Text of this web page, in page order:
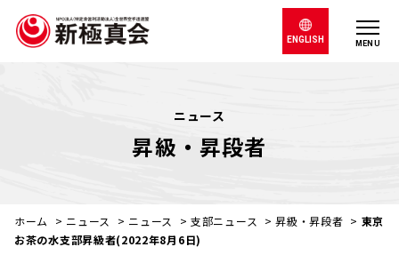
MENU
ENGLISH
ニュース
昇級・昇段者
ホーム > ニュース > ニュース >支部ニュース >昇級・昇段者 > 東京
お茶の水支部昇級者(2022年8月6日)